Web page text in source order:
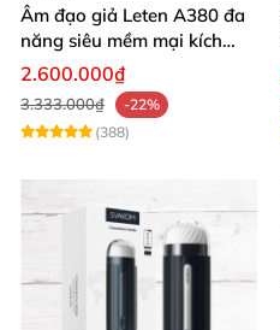
Âm đạo giả Leten A380 đa
năng siêu mềm mại kích
thích phái mạnh
2.600.000₫
3.333.000₫
-22%
(388)